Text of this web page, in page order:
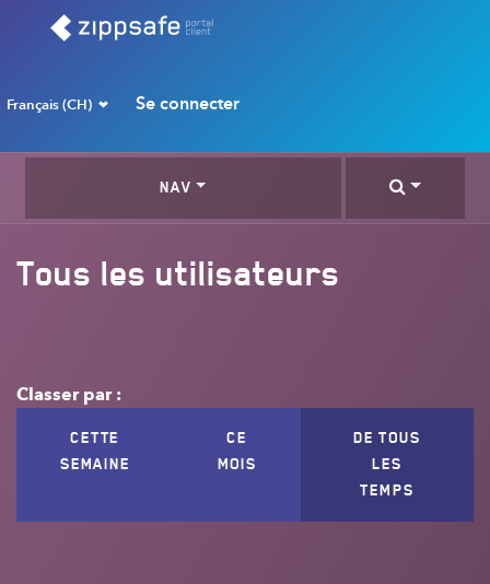
Français (CH) Se connecter
NAV
Tous les utilisateurs
Classer par :
CETTE
SEMAINE
CE
MOIS
DE TOUS
LES
TEMPS